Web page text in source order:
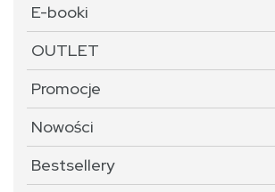
E-booki
OUTLET
Promocje
Nowości
Bestsellery